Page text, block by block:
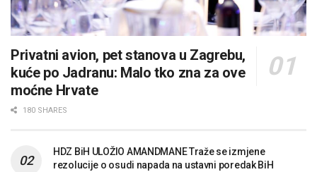
Privatni avion, pet stanova u Zagrebu,
kuće po Jadranu: Malo tko zna za ove
moćne Hrvate
180 SHARES
HDZ BiH ULOŽIO AMANDMANE Traže se izmjene
rezolucije o osudi napada na ustavni poredak BiH